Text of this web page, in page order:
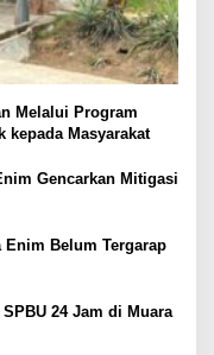
Melalui Program
kepada Masyarakat
Gencarkan Mitigasi
Enim Belum Tergarap
24 Jam di Muara